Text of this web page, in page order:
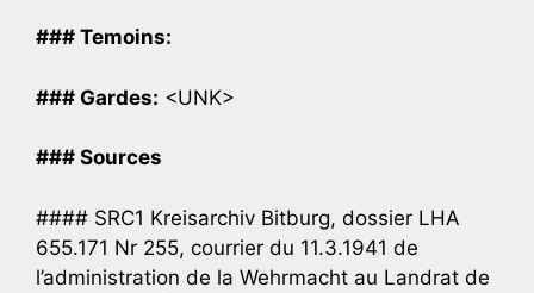
### Temoins:
### Gardes: <UNK>
### Sources
#### SRC1 Kreisarchiv Bitburg, dossier LHA
655.171 Nr 255, courrier du 11.3.1941 de
l’administration de la Wehrmacht au Landrat de